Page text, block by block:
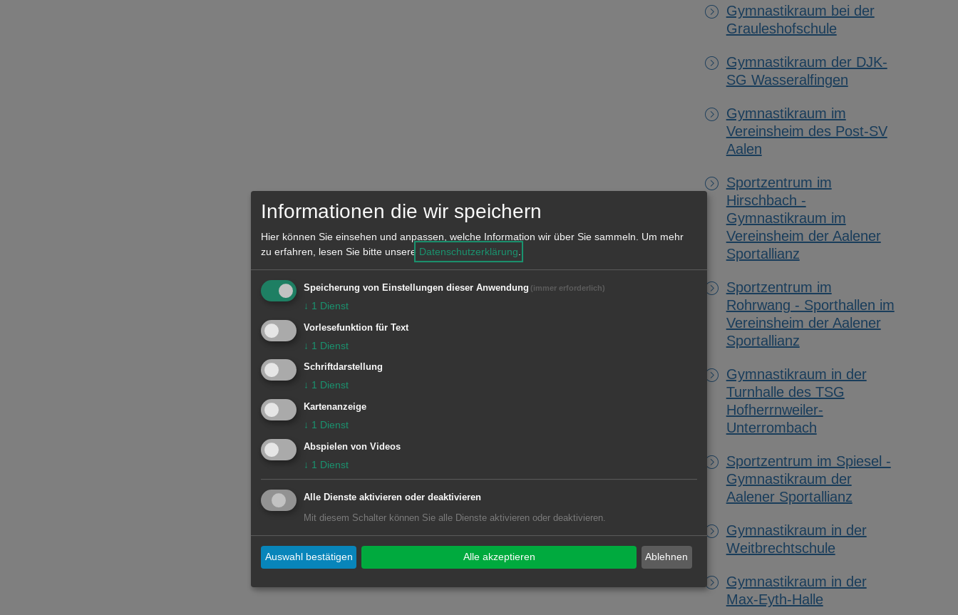
Gymnastikraum bei der
Grauleshofschule
Gymnastikraum der DJK-
SG Wasseralfingen
Gymnastikraum im
Vereinsheim des Post-SV
Aalen
Sportzentrum im
Hirschbach -
Gymnastikraum im
Vereinsheim der Aalener
Sportallianz
Sportzentrum im
Rohrwang - Sporthallen im
Vereinsheim der Aalener
Sportallianz
Gymnastikraum in der
Turnhalle des TSG
Hofherrnweiler-
Unterrombach
Sportzentrum im Spiesel -
Gymnastikraum der
Aalener Sportallianz
Gymnastikraum in der
Weitbrechtschule
Gymnastikraum in der
Max-Eyth-Halle
Informationen die wir speichern
Hier können Sie einsehen und anpassen, welche Information wir über Sie sammeln.
Um mehr
zu erfahren, lesen Sie bitte unsere Datenschutzerklärung
Speicherung von Einstellungen dieser Anwendung (immer erforderlich)
↓ 1 Dienst
Vorlesefunktion für Text
↓ 1 Dienst
Schriftdarstellung
↓ 1 Dienst
Kartenanzeige
↓ 1 Dienst
Abspielen von Videos
↓ 1 Dienst
Alle Dienste aktivieren oder deaktivieren
Mit diesem Schalter können Sie alle Dienste aktivieren oder deaktivieren.
Ablehnen
Auswahl bestätigen Alle akzeptieren